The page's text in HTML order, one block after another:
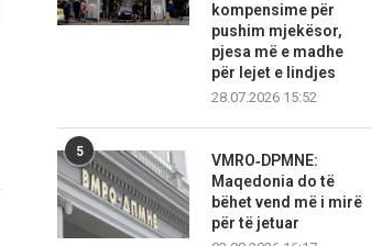
kompensime për
pushim mjekësor,
pjesa më e madhe
për lejet e lindjes
28.07.2026 15:52
5
VMRO‑DPMNE:
Maqedonia do të
bëhet vend më i mirë
për të jetuar